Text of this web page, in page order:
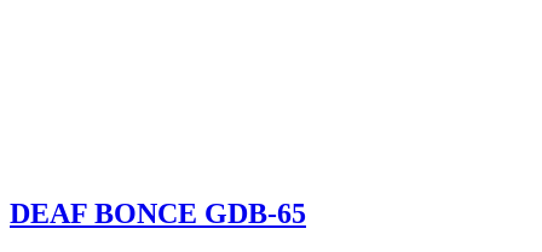
DEAF BONCE GDB-65